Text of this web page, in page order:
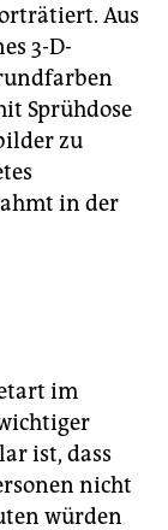
Aus
3-D-
Sprühdose
zu
in der
im
ist, dass
nicht
würden